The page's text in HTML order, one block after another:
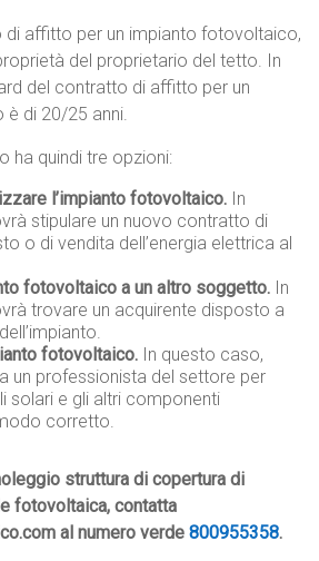
di affitto per un impianto fotovoltaico,
del proprietario del tetto. In
del contratto di affitto per un
di 20/25 anni.
ha quindi tre opzioni:
l’impianto fotovoltaico. In
stipulare un nuovo contratto di
o di vendita dell’energia elettrica al
fotovoltaico a un altro soggetto. In
trovare un acquirente disposto a
fotovoltaico. In questo caso,
un professionista del settore per
solari e gli altri componenti
corretto.
struttura di copertura di
fotovoltaica, contatta
al numero verde800955358.